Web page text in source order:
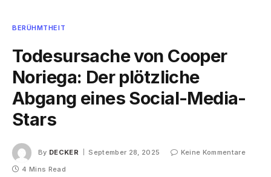
BERÜHMTHEIT
Todesursache von Cooper
Noriega: Der plötzliche
Abgang eines Social-Media-
Stars
By DECKER September 28, 2025
Keine Kommentare
4 Mins Read